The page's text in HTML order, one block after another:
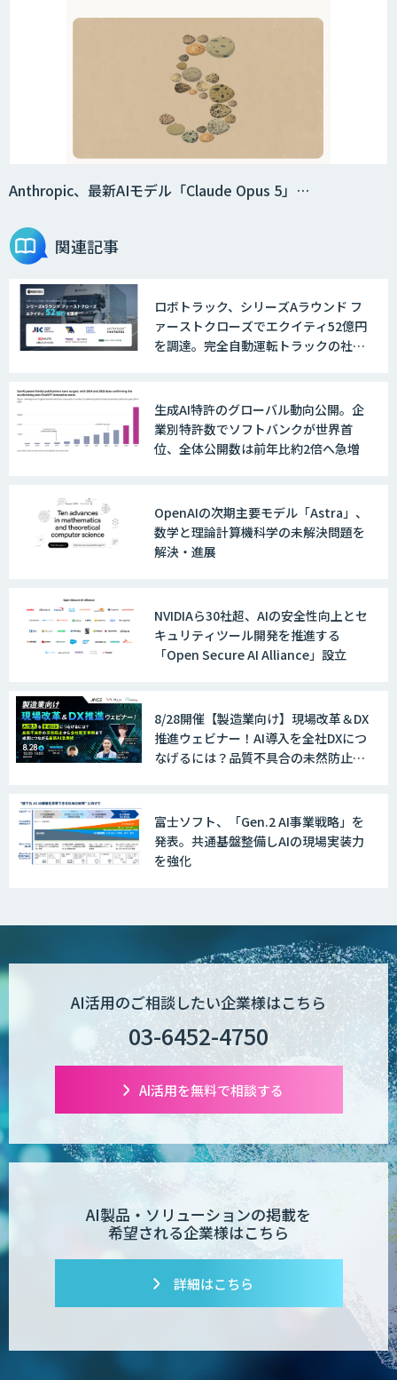
Anthropic、最新AIモデル「Claude Opus 5」…
関連記事
ロボトラック、シリーズAラウンド フ
ァーストクローズでエクイティ52億円
を調達。完全自動運転トラックの社会
生成AI特許のグローバル動向公開。企
業別特許数でソフトバンクが世界首
位、全体公開数は前年比約2倍へ急増
OpenAIの次期主要モデル「Astra」、
数学と理論計算機科学の未解決問題を
解決・進展
NVIDIAら30社超、AIの安全性向上とセ
キュリティツール開発を推進する
「Open Secure AI Alliance」設立
8/28開催【製造業向け】現場改革＆DX
推進ウェビナー！AI導入を全社DXにつ
なげるには？品質不具合の未然防止か
富士ソフト、「Gen.2 AI事業戦略」を
発表。共通基盤整備しAIの現場実装力
を強化
AI活用のご相談したい企業様はこちら
03-6452-4750
AI活用を無料で相談する
AI製品・ソリューションの掲載を
希望される企業様はこちら
詳細はこちら